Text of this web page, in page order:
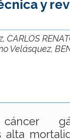
y
Velásquez,
alta